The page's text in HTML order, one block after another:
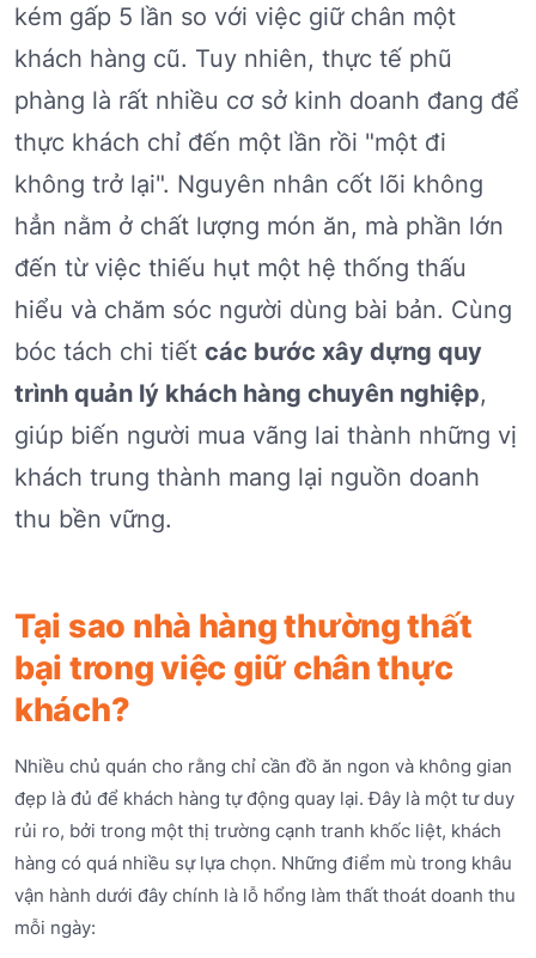
kém gấp 5 lần so với việc giữ chân một
khách hàng cũ. Tuy nhiên, thực tế phũ
phàng là rất nhiều cơ sở kinh doanh đang để
thực khách chỉ đến một lần rồi "một đi
không trở lại". Nguyên nhân cốt lõi không
hẳn nằm ở chất lượng món ăn, mà phần lớn
đến từ việc thiếu hụt một hệ thống thấu
hiểu và chăm sóc người dùng bài bản. Cùng
bóc tách chi tiết các bước xây dựng quy
trình quản lý khách hàng chuyên nghiệp,
giúp biến người mua vãng lai thành những vị
khách trung thành mang lại nguồn doanh
thu bền vững.
Tại sao nhà hàng thường thất
bại trong việc giữ chân thực
khách?
Nhiều chủ quán cho rằng chỉ cần đồ ăn ngon và không gian
đẹp là đủ để khách hàng tự động quay lại. Đây là một tư duy
rủi ro, bởi trong một thị trường cạnh tranh khốc liệt, khách
hàng có quá nhiều sự lựa chọn. Những điểm mù trong khâu
vận hành dưới đây chính là lỗ hổng làm thất thoát doanh thu
mỗi ngày: